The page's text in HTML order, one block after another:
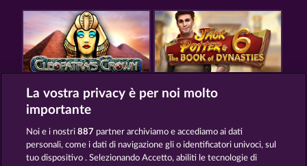
CLEOPATRA'S CROWN
La vostra privacy è per noi molto
importante
Noi e i nostri887 partner archiviamo e accediamo ai dati
personali, come i dati di navigazione gli o identificatori univoci, sul
tuo dispositivo . Selezionando Accetto, abiliti le tecnologie di